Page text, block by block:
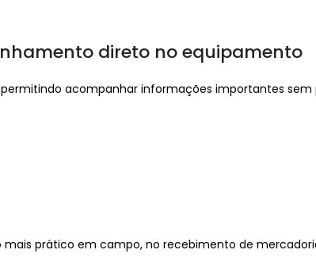
direto no equipamento
acompanhar informações importantes
mais prático em campo, no recebimento de